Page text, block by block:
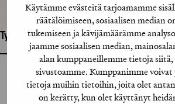
Käytämme evästeitä tarjoamamme
räätälöimiseen, sosiaalisen median
tukemiseen ja kävijämäärämme
jaamme sosiaalisen median,
alan kumppaneillemme tietoja
sivustoamme. Kumppanimme
tietoja muihin tietoihin, joita olet
on kerätty, kun olet käyttänyt
Työhön osallistuneet henkilöt / tahot: